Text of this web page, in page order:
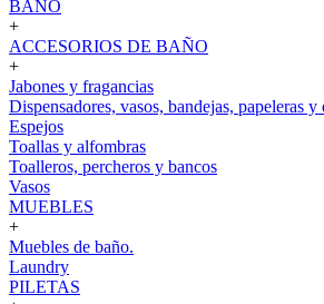
BAÑO
+
ACCESORIOS DE BAÑO
+
Jabones y fragancias
Dispensadores, vasos, bandejas, papeleras y
Espejos
Toallas y alfombras
Toalleros, percheros y bancos
Vasos
MUEBLES
+
Muebles de baño.
Laundry
PILETAS